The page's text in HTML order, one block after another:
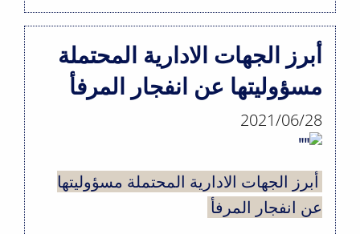
الدولى
أبرز
القانونية
للمسؤولية
الادارية
العامة
عن
الأضرار
أبرز الجهات الادارية المحتملة
مسؤوليتها عن انفجار المرفأ
2021/06/28
أبرز الجهات الادارية المحتملة مسؤوليتها
عن انفجار المرفأ